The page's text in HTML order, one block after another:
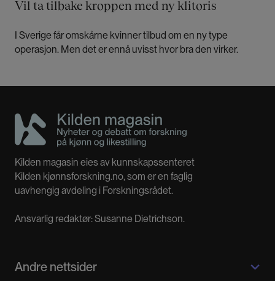
Vil ta tilbake kroppen med ny klitoris
I Sverige får omskårne kvinner tilbud om en ny type
operasjon. Men det er ennå uvisst hvor bra den virker.
Kilden magasin eies av kunnskapssenteret
Kilden kjønnsforskning.no, som er en faglig
uavhengig avdeling i Forskningsrådet.
Ansvarlig redaktør: Susanne Dietrichson.
Andre nettsider